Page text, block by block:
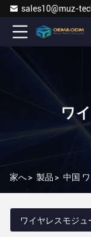
sales10@muz-
ワ
家へ> 製品 > 中国
ワイヤレスモジュ